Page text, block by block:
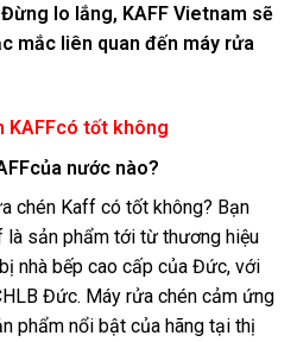
lo lắng, KAFF Vietnam sẽ
mắc liên quan đến máy rửa
KAFFcó tốt không
nước nào?
chén Kaff có tốt không? Bạn
là sản phẩm tới từ thương hiệu
nhà bếp cao cấp của Đức, với
Đức. Máy rửa chén cảm ứng
phẩm nổi bật của hãng tại thị